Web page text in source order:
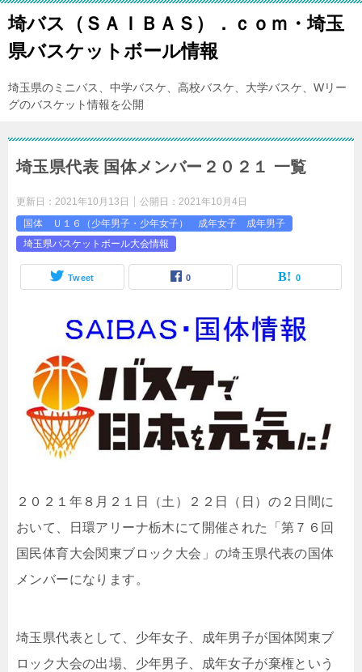
埼バス（ＳＡＩＢＡＳ）．ｃｏｍ・埼玉
県バスケットボール情報
埼玉県のミニバス、中学バスケ、高校バスケ、大学バスケ、Wリー
グのバスケット情報を公開
埼玉県代表 国体メンバー２０２１ 一覧
更新日： 2021年10月13日 公開日： 2021年10月4日
国体 Ｕ１６（少年男子・少年女子） 成年女子 成年男子
埼玉県バスケットボール大会情報
Tweet 0 0
２０２１年８月２１日（土）２２日（日）の２日間に
おいて、日環アリーナ栃木にて開催された「第７６回
国民体育大会関東ブロック大会」の埼玉県代表の国体
メンバーになります。
埼玉県代表として、少年女子、成年男子が国体関東ブ
ロック大会の出場、少年男子、成年女子が棄権という